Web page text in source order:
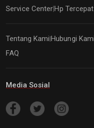
Service Center Hp Tercepat
Tentang Kami Hubungi Kami
FAQ
Media Sosial